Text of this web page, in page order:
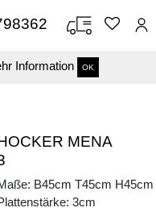
Information OK
MENA
B45cm T45cm H45cm
3cm